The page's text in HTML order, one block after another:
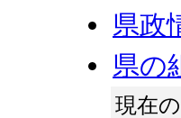
県政
県の
現在